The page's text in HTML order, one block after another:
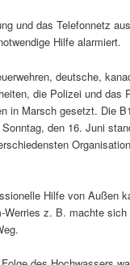
und das Telefonnetz
Hilfe alarmiert.
deutsche,
die Polizei und das
in Marsch gesetzt. Die
den 16. Juni
Hilfe von Außen
Werries z. B. machte